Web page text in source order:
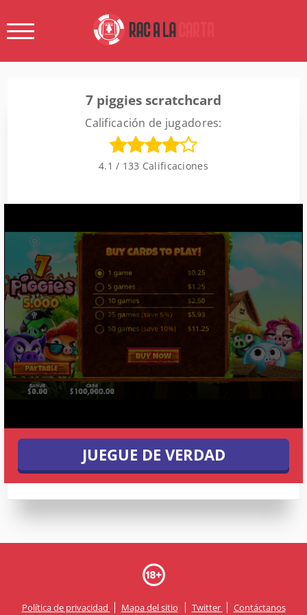
7 piggies scratchcard
Calificación de jugadores:
4.1 / 133 Calificaciones
JUEGUE DE VERDAD
Política de privacidad Mapa del sitio Twitter Contáctanos